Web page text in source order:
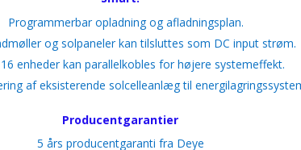
Programmerbar opladning og afladningsplan.
og solpaneler kan tilsluttes som DC input strøm.
enheder kan parallelkobles for højere systemeffekt.
af eksisterende solcelleanlæg til
Producentgarantier
5 års producentgaranti fra Deye